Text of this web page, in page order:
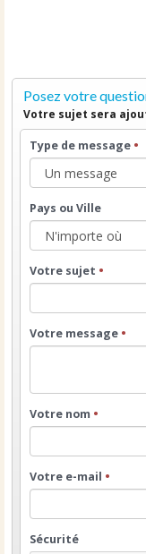
Posez votre
Votre sujet sera
Type de message •
Pays ou Ville
Votre sujet •
Votre message •
Votre nom •
Votre e-mail •
Sécurité